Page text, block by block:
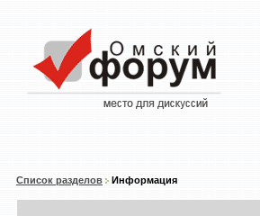
Список разделов Информация